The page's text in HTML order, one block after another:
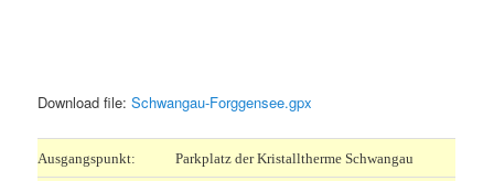
Download file:Schwangau-Forggensee.gpx
Ausgangspunkt: Parkplatz der Kristalltherme Schwangau